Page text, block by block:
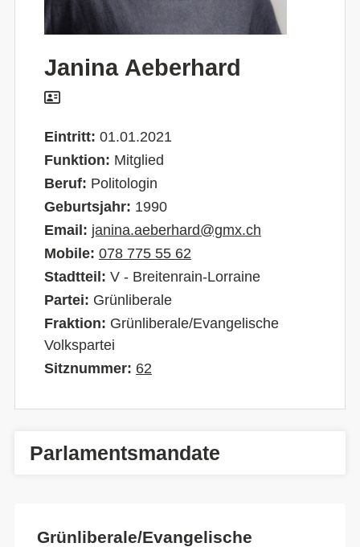
Janina Aeberhard
Eintritt: 01.01.2021
Funktion: Mitglied
Beruf: Politologin
Geburtsjahr: 1990
Email: janina.aeberhard@gmx.ch
Mobile: 078 775 55 62
Stadtteil: V - Breitenrain-Lorraine
Partei: Grünliberale
Fraktion: Grünliberale/Evangelische
Volkspartei
Sitznummer: 62
Parlamentsmandate
Grünliberale/Evangelische